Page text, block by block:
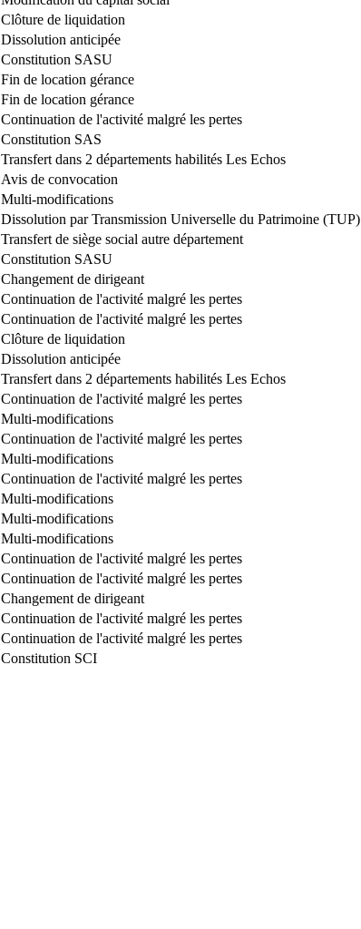
Clôture de liquidation
Dissolution anticipée
Constitution SASU
Fin de location gérance
Fin de location gérance
Continuation de l'activité malgré les pertes
Constitution SAS
Transfert dans 2 départements habilités Les Echos
Avis de convocation
Multi-modifications
Dissolution par Transmission Universelle du Patrimoine (TUP)
Transfert de siège social autre département
Constitution SASU
Changement de dirigeant
Continuation de l'activité malgré les pertes
Continuation de l'activité malgré les pertes
Clôture de liquidation
Dissolution anticipée
Transfert dans 2 départements habilités Les Echos
Continuation de l'activité malgré les pertes
Multi-modifications
Continuation de l'activité malgré les pertes
Multi-modifications
Continuation de l'activité malgré les pertes
Multi-modifications
Multi-modifications
Multi-modifications
Continuation de l'activité malgré les pertes
Continuation de l'activité malgré les pertes
Changement de dirigeant
Continuation de l'activité malgré les pertes
Continuation de l'activité malgré les pertes
Constitution SCI